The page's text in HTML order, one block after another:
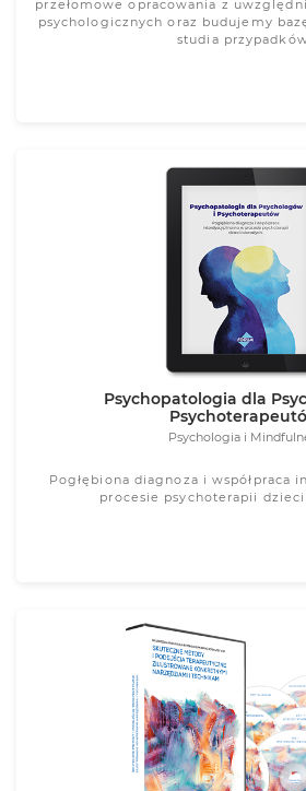
przełomowe opracowania z
psychologicznych oraz budujemy
studia
Psychopatologia dla
Psychologia i
Pogłębiona diagnoza i współpraca
procesie psychoterapii dzieci